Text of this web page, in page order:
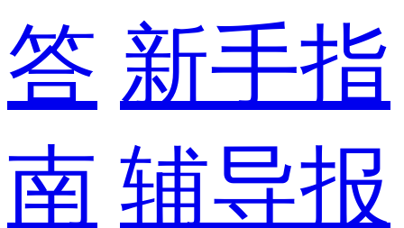
答 新手指
南 辅导报